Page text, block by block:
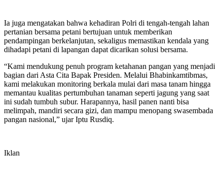
Ia juga mengatakan bahwa kehadiran Polri di tengah-tengah lahan
pertanian bersama petani bertujuan untuk memberikan
pendampingan berkelanjutan, sekaligus memastikan kendala yang
dihadapi petani di lapangan dapat dicarikan solusi bersama.
“Kami mendukung penuh program ketahanan pangan yang menjadi
bagian dari Asta Cita Bapak Presiden. Melalui Bhabinkamtibmas,
kami melakukan monitoring berkala mulai dari masa tanam hingga
memantau kualitas pertumbuhan tanaman seperti jagung yang saat
ini sudah tumbuh subur. Harapannya, hasil panen nanti bisa
melimpah, mandiri secara gizi, dan mampu menopang swasembada
pangan nasional,” ujar Iptu Rusdiq.
Iklan